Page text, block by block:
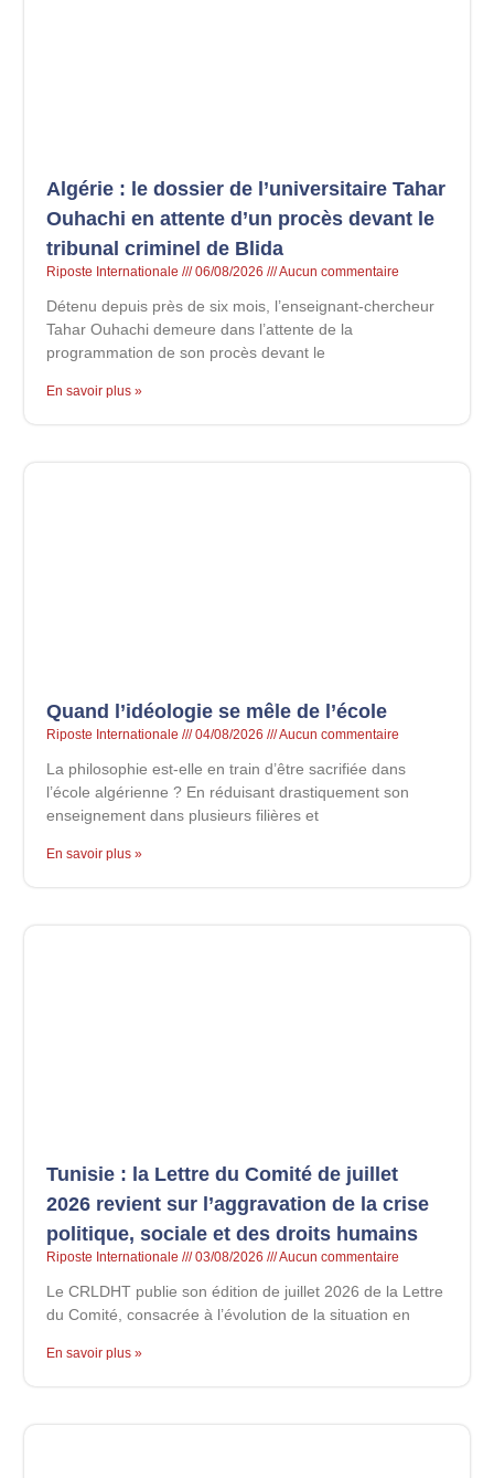
Algérie : le dossier de l’universitaire Tahar
Ouhachi en attente d’un procès devant le
tribunal criminel de Blida
Riposte Internationale 06/08/2026 Aucun commentaire
Détenu depuis près de six mois, l’enseignant-chercheur
Tahar Ouhachi demeure dans l’attente de la
programmation de son procès devant le
En savoir plus »
Quand l’idéologie se mêle de l’école
Riposte Internationale 04/08/2026 Aucun commentaire
La philosophie est-elle en train d’être sacrifiée dans
l’école algérienne ? En réduisant drastiquement son
enseignement dans plusieurs filières et
En savoir plus »
Tunisie : la Lettre du Comité de juillet
2026 revient sur l’aggravation de la crise
politique, sociale et des droits humains
Riposte Internationale 03/08/2026 Aucun commentaire
Le CRLDHT publie son édition de juillet 2026 de la Lettre
du Comité, consacrée à l’évolution de la situation en
En savoir plus »